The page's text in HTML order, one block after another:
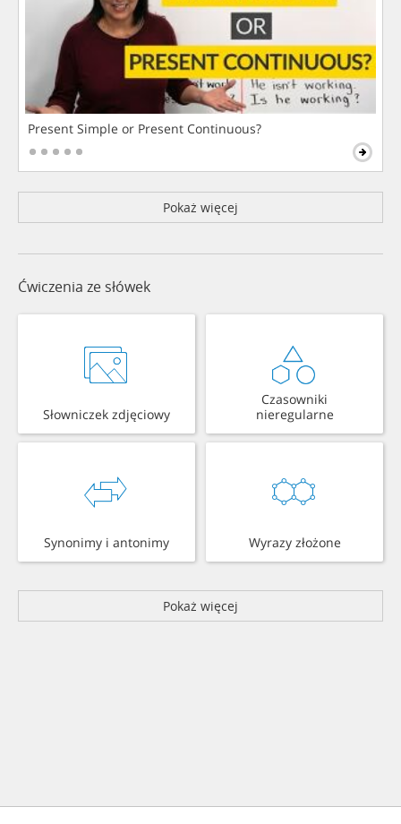
Present Simple or Present Continuous?
Pokaż więcej
Ćwiczenia ze słówek
Słowniczek zdjęciowy
Czasowniki
nieregularne
Synonimy i antonimy Wyrazy złożone
Pokaż więcej